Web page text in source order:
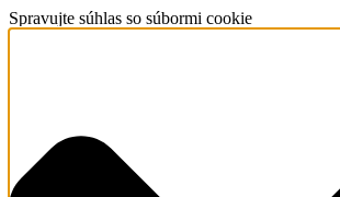
Spravujte súhlas so súbormi cookie